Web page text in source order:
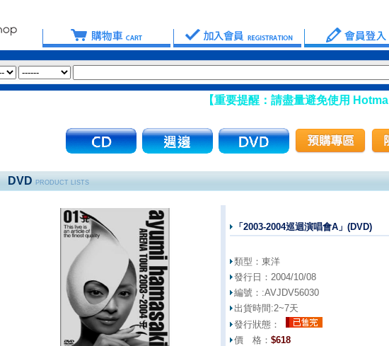
【重要提醒：請盡量避免使用 Hotmail
DVD PRODUCT LISTS
「2003-2004巡迴演唱會A」(DVD)
類型： 東洋
發行日： 2004/10/08
編號：:AVJDV56030
出貨時間:2~7天
發行狀態：
價 格： $618